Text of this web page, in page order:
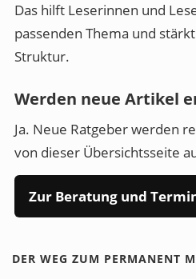
Das hilft Leserinnen und
passenden Thema und
Struktur.
Werden neue Artikel
Ja. Neue Ratgeber werden
von dieser Übersichtsseite
Zur Beratung und
DER WEG ZUM PERMANENT